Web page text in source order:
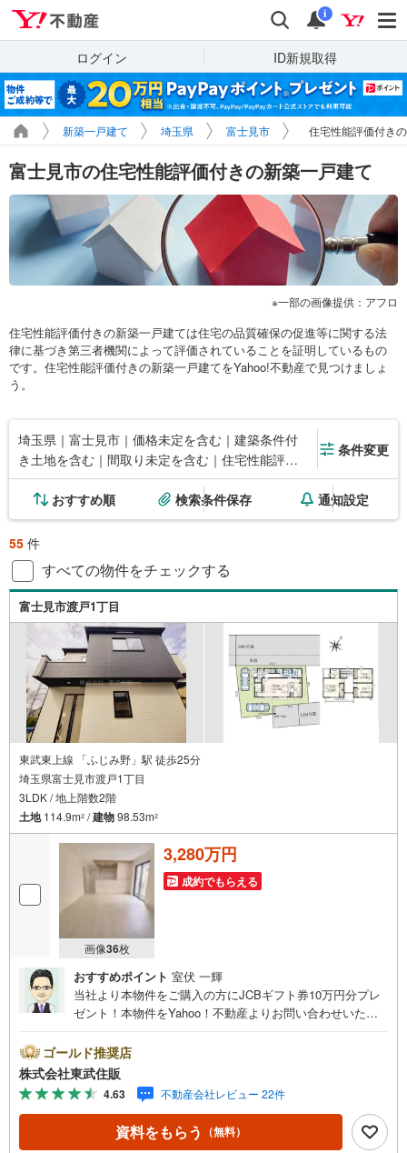
検索 通知
i
ログイン ID新規取得
新築一戸建て 埼玉県 富士見市 住宅性能評価付き
富士見市の住宅性能評価付きの新築一戸建て
一部の画像提供：アフロ
住宅性能評価付きの新築一戸建ては住宅の品質確保の促進等に関する法
律に基づき第三者機関によって評価されていることを証明しているもの
です。住宅性能評価付きの新築一戸建てをYahoo!不動産で見つけましょ
う。
埼玉県｜富士見市｜価格未定を含む｜建築条件付
き土地を含む｜間取り未定を含む｜住宅性能評価
付き
条件変更
おすすめ順 検索条件保存 通知設定
55 件
すべての物件をチェックする
富士見市渡戸1丁目
東武東上線 「ふじみ野」駅 徒歩25分
埼玉県富士見市渡戸1丁目
3LDK / 地上階数2階
土地114.9m2 /建物98.53m2
画像36枚
3,280万円
成約でもらえる
おすすめポイント 室伏 一輝
当社より本物件をご購入の方にJCBギフト券10万円分プレ
ゼント！本物件をYahoo！不動産よりお問い合わせいただ
ンとの併用不可。◆TVインターホン搭載モニターで来訪者
をしっかり確認できるので、防犯面も安心です。◆浴室乾
燥機つき外に洗濯物を干せない日でも便利に使え、暮らし
の快適さがアップ。◆ システムキッチン完備必要な設備が
揃っているので、入居後すぐに調理が始められます。◆家
族との快適な暮らしを実現住まいの環境は、ご家族やパー
ゴールド推奨店
株式会社東武住販
4.63 不動産会社レビュー 22件
資料をもらう （無料）